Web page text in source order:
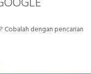
Cobalah dengan pencarian